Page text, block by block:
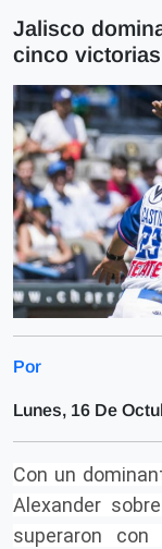
Jalisco
cinco
Por
Lunes, 16 De
Con un
Alexander
superaron